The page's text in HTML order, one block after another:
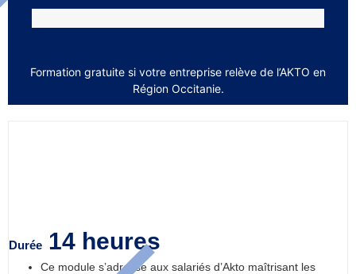
Formation gratuite si votre entreprise relève de l’AKTO en
Région Occitanie.
Durée 14 heures
Ce module s’adresse aux salariés d’Akto maîtrisant les